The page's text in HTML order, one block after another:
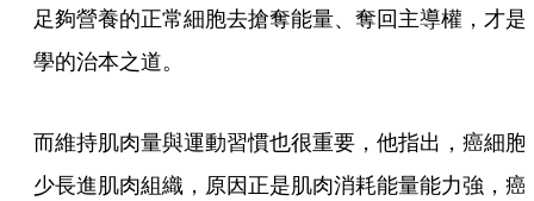
足夠營養的正常細胞去搶奪能量、奪回主導權，才是
學的治本之道。
而維持肌肉量與運動習慣也很重要，他指出，癌細胞
少長進肌肉組織，原因正是肌肉消耗能量能力強，癌